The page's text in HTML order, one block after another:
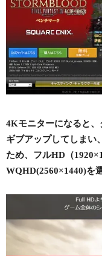
4Kモニターになると
ギブアップしてしまい
ため、フルHD（
WQHD(2560×1440)を